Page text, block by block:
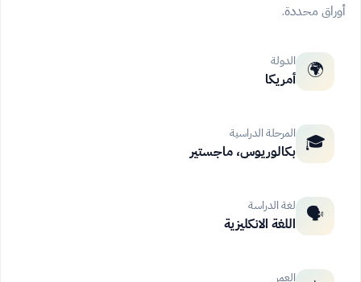
أوراق محددة.
🌍 الدولة
أمريكا
🎓 المرحلة الدراسية
بكالوريوس، ماجستير
🗣️ لغة الدراسة
اللغة الانكليزية
العمر